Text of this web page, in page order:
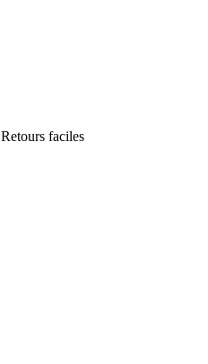
Retours faciles